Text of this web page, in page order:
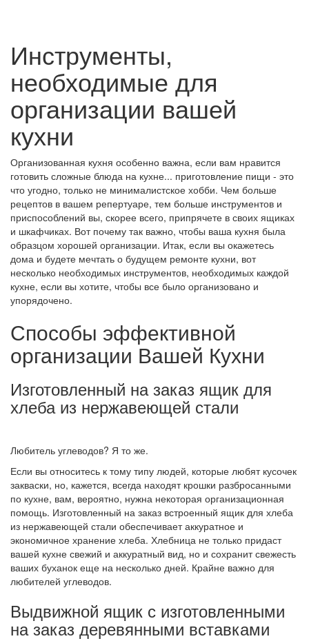
Инструменты,
необходимые для
организации вашей
кухни
Организованная кухня особенно важна, если вам нравится
готовить сложные блюда на кухне... приготовление пищи - это
что угодно, только не минималистское хобби. Чем больше
рецептов в вашем репертуаре, тем больше инструментов и
приспособлений вы, скорее всего, припрячете в своих ящиках
и шкафчиках. Вот почему так важно, чтобы ваша кухня была
образцом хорошей организации. Итак, если вы окажетесь
дома и будете мечтать о будущем ремонте кухни, вот
несколько необходимых инструментов, необходимых каждой
кухне, если вы хотите, чтобы все было организовано и
упорядочено.
Способы эффективной
организации Вашей Кухни
Изготовленный на заказ ящик для
хлеба из нержавеющей стали
Любитель углеводов? Я то же.
Если вы относитесь к тому типу людей, которые любят кусочек
закваски, но, кажется, всегда находят крошки разбросанными
по кухне, вам, вероятно, нужна некоторая организационная
помощь. Изготовленный на заказ встроенный ящик для хлеба
из нержавеющей стали обеспечивает аккуратное и
экономичное хранение хлеба. Хлебница не только придаст
вашей кухне свежий и аккуратный вид, но и сохранит свежесть
ваших буханок еще на несколько дней. Крайне важно для
любителей углеводов.
Выдвижной ящик с изготовленными
на заказ деревянными вставками